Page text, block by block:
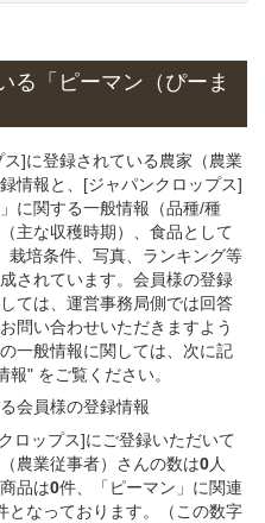
る 「ピーマン（ぴーま
]に登録されている農家（農業
情報と、[ジャパンクロップス]
に関する一般情報（品種/種
主な収穫時期）、食品として
栽培条件、写真、ランキング等
されています。会員様の登録
ては、運営事務局側では回答
問い合わせいただきますよう
一般情報に関しては、次に記
" をご覧ください。
会員様の登録情報
ロップス]にご登録いただいて
農業従事者）さんの数は0人
品は0件、「ピーマン」に関連
となっております。（この数字